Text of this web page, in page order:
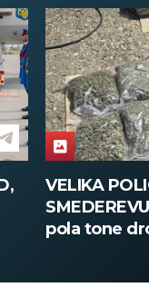
VELIKA
SMEDEREVU:
pola tone droge!